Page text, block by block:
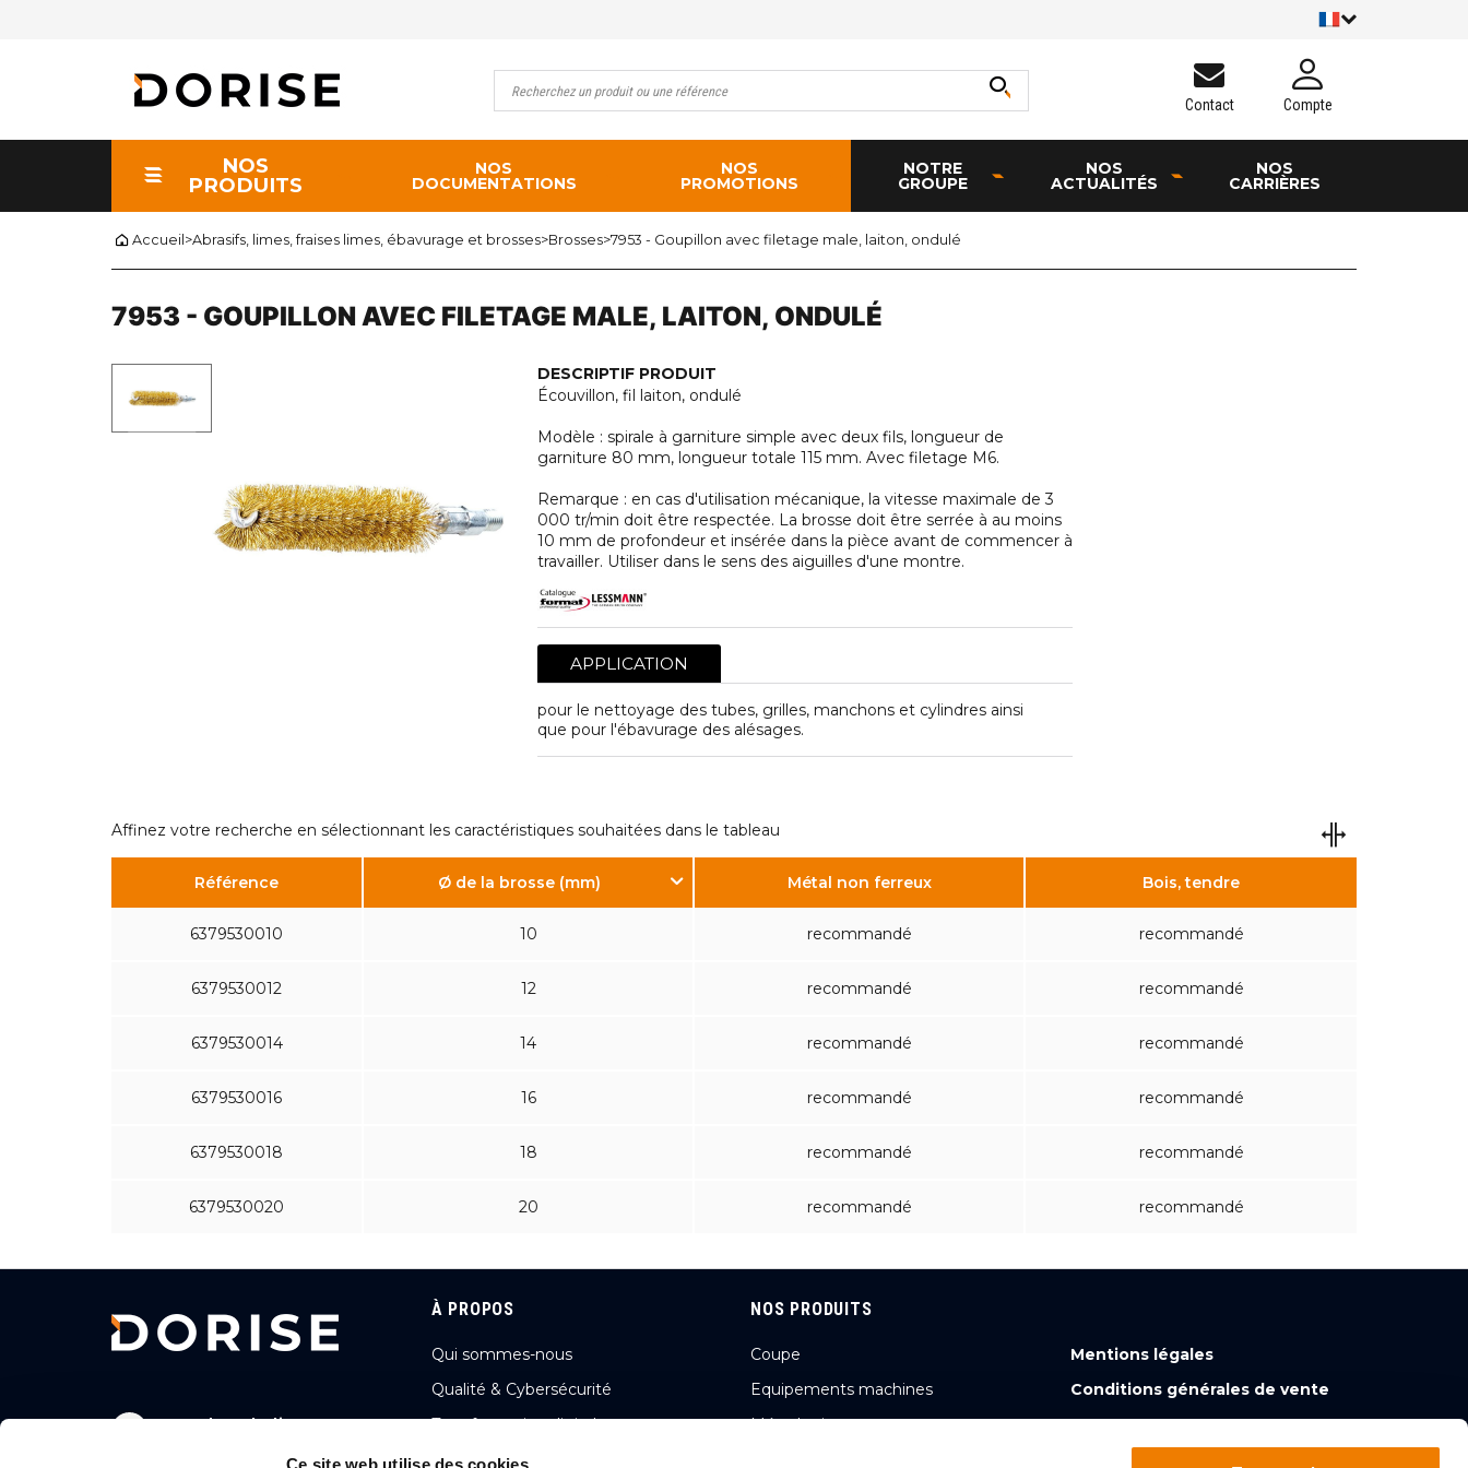
Ce site web utilise des cookies.
Contact Compte
NOS
PRODUITS
NOS
DOCUMENTATIONS
NOS
PROMOTIONS
NOTRE
GROUPE
NOS
ACTUALITÉS
NOS
CARRIÈRES
Accueil >Abrasifs, limes, fraises limes, ébavurage et brosses>Brosses>7953 - Goupillon avec filetage male, laiton, ondulé
7953 - GOUPILLON AVEC FILETAGE MALE, LAITON, ONDULÉ
DESCRIPTIF PRODUIT
Écouvillon, fil laiton, ondulé
Modèle : spirale à garniture simple avec deux fils, longueur de
garniture 80 mm, longueur totale 115 mm. Avec filetage M6.
Remarque : en cas d'utilisation mécanique, la vitesse maximale de 3
000 tr/min doit être respectée. La brosse doit être serrée à au moins
10 mm de profondeur et insérée dans la pièce avant de commencer à
travailler. Utiliser dans le sens des aiguilles d'une montre.
APPLICATION
pour le nettoyage des tubes, grilles, manchons et cylindres ainsi
que pour l'ébavurage des alésages.
Affinez votre recherche en sélectionnant les caractéristiques souhaitées dans le tableau
Référence Ø de la brosse (mm) Métal non ferreux Bois, tendre
6379530010 10 recommandé recommandé
6379530012 12 recommandé recommandé
6379530014 14 recommandé recommandé
6379530016 16 recommandé recommandé
6379530018 18 recommandé recommandé
6379530020 20 recommandé recommandé
2, rue des Gladiateurs
À PROPOS
Qui sommes-nous
Qualité & Cybersécurité
Transformation digitale
Ambition et chiffres
NOS PRODUITS
Coupe
Equipements machines
Métrologie
Mentions légales
Conditions générales de vente